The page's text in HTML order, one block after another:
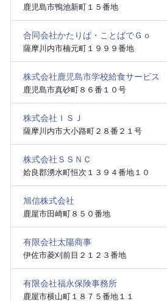
鹿児島市鴨池新町１５番地
合同会社かたりば・ことばでＧｏ
薩摩川内市楠元町１９９９番地
株式会社鹿児島市学校給食サービス
鹿児島市真砂町８６番１０号
株式会社ＩＳＪ
薩摩川内市大小路町２８番２１号
株式会社ＳＳＮＣ
姶良郡湧水町恒次１３９４番地１０
旭信株式会社
鹿屋市田崎町８５０番地
有限会社太陽商事
伊佐市菱刈前目２１２３番地
有限会社福永保険事務所
鹿屋市横山町１８７５番地１１